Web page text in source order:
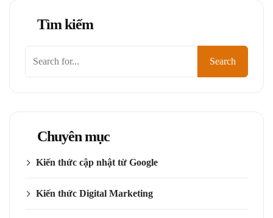
Tìm kiếm
Search
Chuyên mục
Kiến thức cập nhật từ Google
Kiến thức Digital Marketing